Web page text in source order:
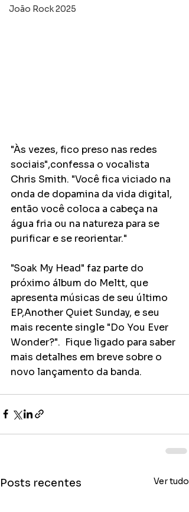
João Rock 2025
"Às vezes, fico preso nas redes
sociais",confessa o vocalista
Chris Smith. "Você fica viciado na
onda de dopamina da vida digital,
então você coloca a cabeça na
água fria ou na natureza para se
purificar e se reorientar."
"Soak My Head" faz parte do
próximo álbum do Meltt, que
apresenta músicas de seu último
EP,Another Quiet Sunday, e seu
mais recente single "Do You Ever
Wonder?".  Fique ligado para saber
mais detalhes em breve sobre o
novo lançamento da banda.
Posts recentes Ver tudo